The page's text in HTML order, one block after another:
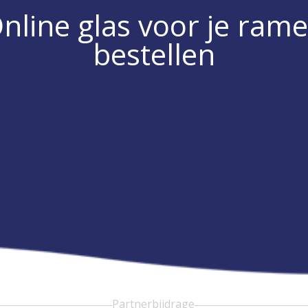
glas voor je
bestellen
Partnerbijdrage